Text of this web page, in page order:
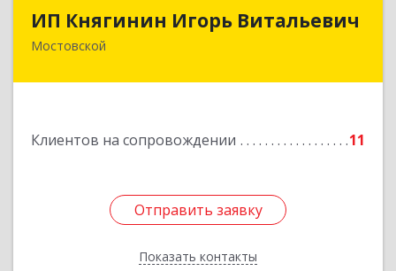
ИП Княгинин Игорь Витальевич
Мостовской
Клиентов на сопровождении 11
Отправить заявку
Показать контакты
352570, Краснодарский край, Мостовский р-н,
Отправить заявку
Назад